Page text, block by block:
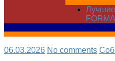
Лучшие
06.03.2026 No comments